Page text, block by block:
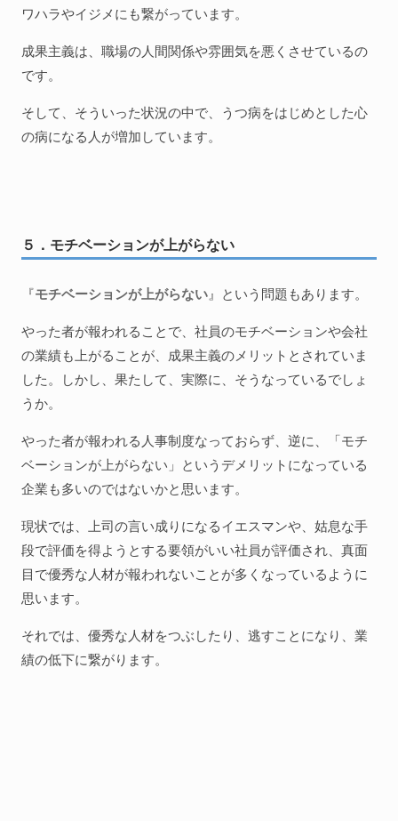
ワハラやイジメにも繋がっています。
成果主義は、職場の人間関係や雰囲気を悪くさせているの
です。
そして、そういった状況の中で、うつ病をはじめとした心
の病になる人が増加しています。
５．モチベーションが上がらない
『モチベーションが上がらない』という問題もあります。
やった者が報われることで、社員のモチベーションや会社
の業績も上がることが、成果主義のメリットとされていま
した。しかし、果たして、実際に、そうなっているでしょ
うか。
やった者が報われる人事制度なっておらず、逆に、「モチ
ベーションが上がらない」というデメリットになっている
企業も多いのではないかと思います。
現状では、上司の言い成りになるイエスマンや、姑息な手
段で評価を得ようとする要領がいい社員が評価され、真面
目で優秀な人材が報われないことが多くなっているように
思います。
それでは、優秀な人材をつぶしたり、逃すことになり、業
績の低下に繋がります。